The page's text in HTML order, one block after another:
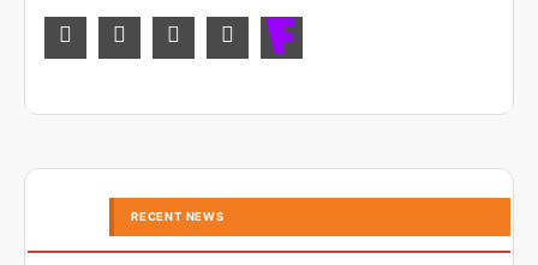
RECENT NEWS